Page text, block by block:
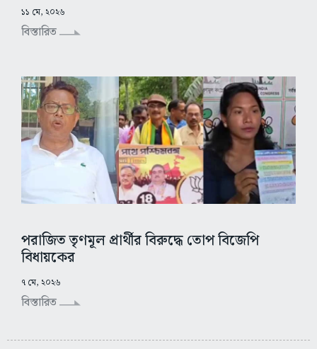
১১ মে, ২০২৬
বিস্তারিত
পরাজিত তৃণমূল প্রার্থীর বিরুদ্ধে তোপ বিজেপি
বিধায়কের
৭ মে, ২০২৬
বিস্তারিত